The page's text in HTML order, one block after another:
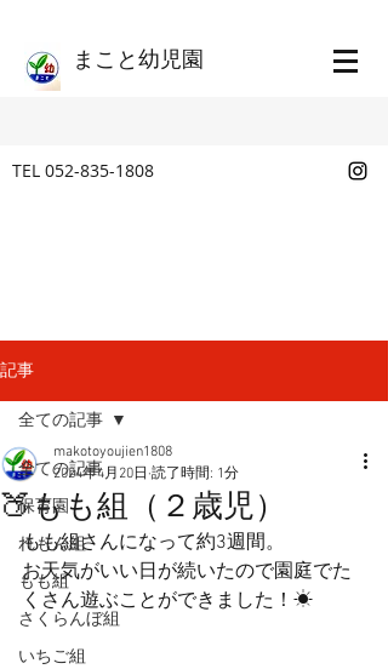
​まこと幼児園
TEL 052-835-1808
記事
全ての記事
保育園
れもん組
もも組
さくらんぼ組
いちご組
全ての記事
🍑もも組（２歳児）
makotoyoujien1808
2024年4月20日 読了時間: 1分
もも組さんになって約3週間。
お天気がいい日が続いたので園庭でた
くさん遊ぶことができました！☀